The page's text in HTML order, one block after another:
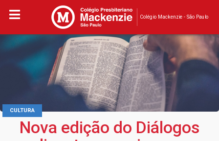
Colégio Mackenzie - São Paulo
CULTURA
Nova edição do Diálogos